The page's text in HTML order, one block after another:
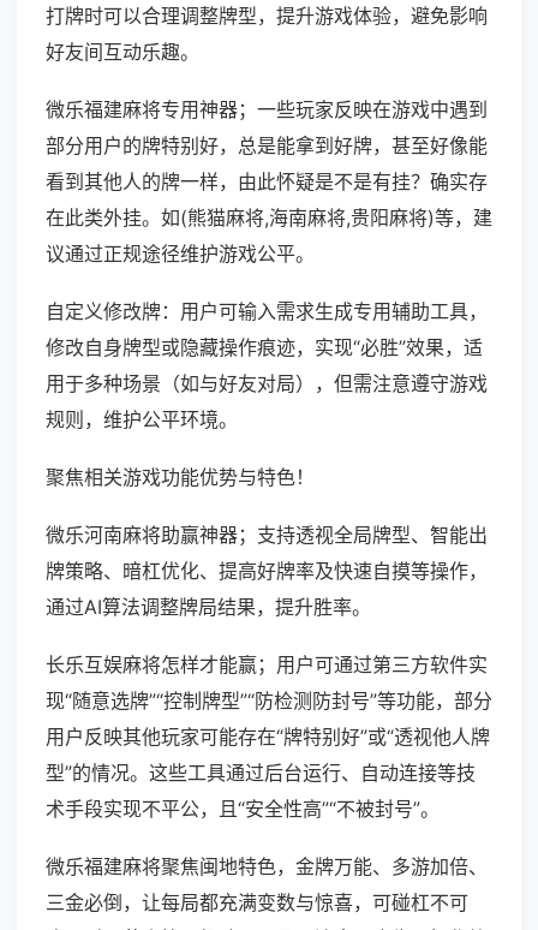
打牌时可以合理调整牌型，提升游戏体验，避免影响
好友间互动乐趣。
微乐福建麻将专用神器；一些玩家反映在游戏中遇到
部分用户的牌特别好，总是能拿到好牌，甚至好像能
看到其他人的牌一样，由此怀疑是不是有挂？确实存
在此类外挂。如(熊猫麻将,海南麻将,贵阳麻将)等，建
议通过正规途径维护游戏公平。
自定义修改牌：用户可输入需求生成专用辅助工具，
修改自身牌型或隐藏操作痕迹，实现“必胜”效果，适
用于多种场景（如与好友对局），但需注意遵守游戏
规则，维护公平环境。
聚焦相关游戏功能优势与特色！
微乐河南麻将助赢神器；支持透视全局牌型、智能出
牌策略、暗杠优化、提高好牌率及快速自摸等操作，
通过AI算法调整牌局结果，提升胜率。
长乐互娱麻将怎样才能赢；用户可通过第三方软件实
现“随意选牌”“控制牌型”“防检测防封号”等功能，部分
用户反映其他玩家可能存在“牌特别好”或“透视他人牌
型”的情况。这些工具通过后台运行、自动连接等技
术手段实现不平公，且“安全性高”“不被封号”。
微乐福建麻将聚焦闽地特色，金牌万能、多游加倍、
三金必倒，让每局都充满变数与惊喜，可碰杠不可